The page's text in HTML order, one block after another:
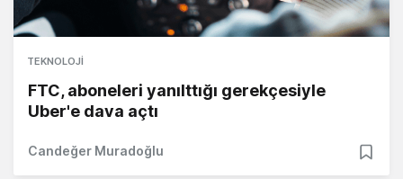
TEKNOLOJI
FTC, aboneleri yanılttığı gerekçesiyle
Uber'e dava açtı
Candeğer Muradoğlu